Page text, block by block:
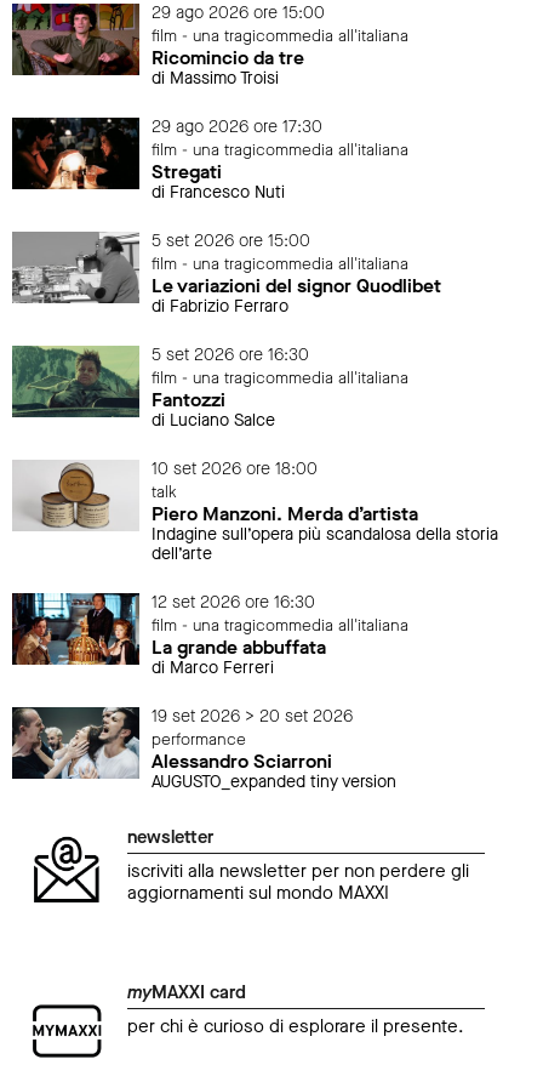
29 ago 2026 ore 15:00
film - una tragicommedia all'italiana
Ricomincio da tre
di Massimo Troisi
29 ago 2026 ore 17:30
film - una tragicommedia all'italiana
Stregati
di Francesco Nuti
5 set 2026 ore 15:00
film - una tragicommedia all'italiana
Le variazioni del signor Quodlibet
di Fabrizio Ferraro
5 set 2026 ore 16:30
film - una tragicommedia all'italiana
Fantozzi
di Luciano Salce
10 set 2026 ore 18:00
talk
Piero Manzoni. Merda d’artista
Indagine sull’opera più scandalosa della storia
dell’arte
12 set 2026 ore 16:30
film - una tragicommedia all'italiana
La grande abbuffata
di Marco Ferreri
19 set 2026 > 20 set 2026
performance
Alessandro Sciarroni
AUGUSTO_expanded tiny version
newsletter
iscriviti alla newsletter per non perdere gli
aggiornamenti sul mondo MAXXI
myMAXXI card
per chi è curioso di esplorare il presente.